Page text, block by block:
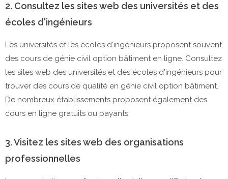
2. Consultez les sites web des universités et des
écoles d'ingénieurs
Les universités et les écoles d'ingénieurs proposent souvent
des cours de génie civil option bâtiment en ligne. Consultez
les sites web des universités et des écoles d'ingénieurs pour
trouver des cours de qualité en génie civil option bâtiment.
De nombreux établissements proposent également des
cours en ligne gratuits ou payants.
3. Visitez les sites web des organisations
professionnelles